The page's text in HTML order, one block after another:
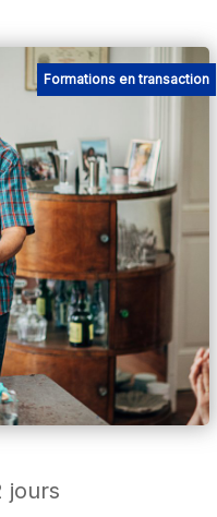
Formations en transaction
jours